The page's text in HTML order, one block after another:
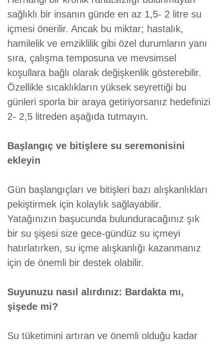
sağlıklı bir insanın günde en az 1,5- 2 litre su
içmesi önerilir. Ancak bu miktar; hastalık,
hamilelik ve emziklilik gibi özel durumların yanı
sıra, çalışma temposuna ve mevsimsel
koşullara bağlı olarak değişkenlik gösterebilir.
Özellikle sıcaklıkların yüksek seyrettiği bu
günleri sporla bir araya getiriyorsanız hedefinizi
2- 2,5 litreden aşağıda tutmayın.
Başlangıç ve bitişlere su seremonisini
ekleyin
Gün başlangıçları ve bitişleri bazı alışkanlıkları
pekiştirmek için kolaylık sağlayabilir.
Yatağınızın başucunda bulunduracağınız şık
bir su şişesi size gece-gündüz su içmeyi
hatırlatırken, su içme alışkanlığı kazanmanız
için de önemli bir destek olabilir.
Suyunuzu nasıl alırdınız: Bardakta mı,
şişede mi?
Su tüketimini artıran ve önemli olduğu kadar